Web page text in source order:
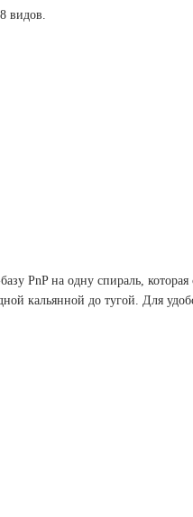
видов.
PnP на одну спираль,
кальянной до тугой. Для